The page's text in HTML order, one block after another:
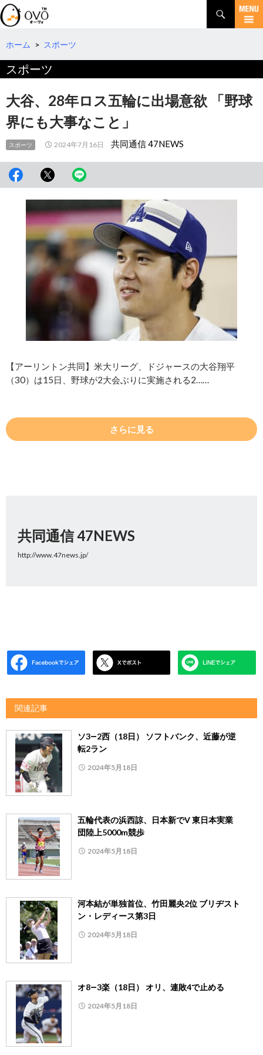
検
索
コ
テ
へ
動
ホーム > スポーツ
スポーツ
大谷、28年ロス五輪に出場意欲 「野球
界にも大事なこと」
スポーツ 2024年7月16日 共同通信 47NEWS
【アーリントン共同】米大リーグ、ドジャースの大谷翔平
（30）は15日、野球が2大会ぶりに実施される2……
さらに見る
共同通信 47NEWS
http://www.47news.jp/
関連記事
ソ3―2西（18日） ソフトバンク、近藤が逆
転2ラン
2024年5月18日
五輪代表の浜西諒、日本新でV 東日本実業
団陸上5000m競歩
2024年5月18日
河本結が単独首位、竹田麗央2位 ブリヂスト
ン・レディース第3日
2024年5月18日
オ8―3楽（18日） オリ、連敗4で止める
2024年5月18日